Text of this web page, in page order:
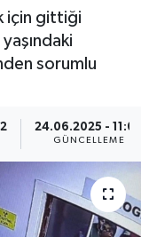
için gittiği
sorumlu
24.06.2025 -
GÜNCELLEME